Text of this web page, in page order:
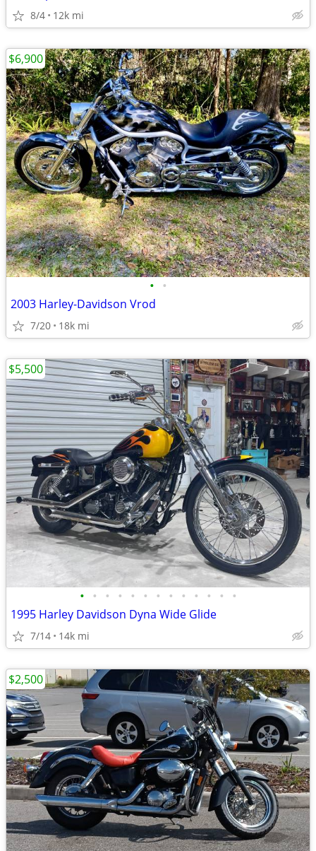
8/4 12k mi
• •
2003 Harley-Davidson Vrod
7/20 18k mi
$6,900
• • • • • • • • • • • • •
1995 Harley Davidson Dyna Wide Glide
7/14 14k mi
$5,500
$2,500